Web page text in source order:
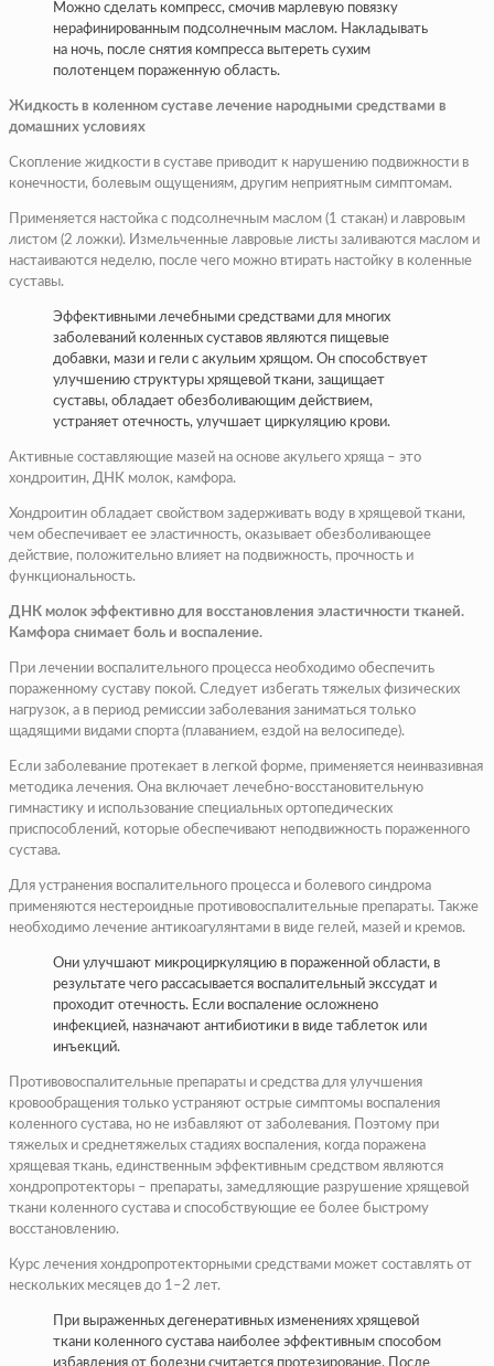
Можно сделать компресс, смочив марлевую повязку
нерафинированным подсолнечным маслом. Накладывать
на ночь, после снятия компресса вытереть сухим
полотенцем пораженную область.
Жидкость в коленном суставе лечение народными средствами в
домашних условиях
Скопление жидкости в суставе приводит к нарушению подвижности в
конечности, болевым ощущениям, другим неприятным симптомам.
Применяется настойка с подсолнечным маслом (1 стакан) и лавровым
листом (2 ложки). Измельченные лавровые листы заливаются маслом и
настаиваются неделю, после чего можно втирать настойку в коленные
суставы.
Эффективными лечебными средствами для многих
заболеваний коленных суставов являются пищевые
добавки, мази и гели с акульим хрящом. Он способствует
улучшению структуры хрящевой ткани, защищает
суставы, обладает обезболивающим действием,
устраняет отечность, улучшает циркуляцию крови.
Активные составляющие мазей на основе акульего хряща – это
хондроитин, ДНК молок, камфора.
Хондроитин обладает свойством задерживать воду в хрящевой ткани,
чем обеспечивает ее эластичность, оказывает обезболивающее
действие, положительно влияет на подвижность, прочность и
функциональность.
ДНК молок эффективно для восстановления эластичности тканей.
Камфора снимает боль и воспаление.
При лечении воспалительного процесса необходимо обеспечить
пораженному суставу покой. Следует избегать тяжелых физических
нагрузок, а в период ремиссии заболевания заниматься только
щадящими видами спорта (плаванием, ездой на велосипеде).
Если заболевание протекает в легкой форме, применяется неинвазивная
методика лечения. Она включает лечебно-восстановительную
гимнастику и использование специальных ортопедических
приспособлений, которые обеспечивают неподвижность пораженного
сустава.
Для устранения воспалительного процесса и болевого синдрома
применяются нестероидные противовоспалительные препараты. Также
необходимо лечение антикоагулянтами в виде гелей, мазей и кремов.
Они улучшают микроциркуляцию в пораженной области, в
результате чего рассасывается воспалительный экссудат и
проходит отечность. Если воспаление осложнено
инфекцией, назначают антибиотики в виде таблеток или
инъекций.
Противовоспалительные препараты и средства для улучшения
кровообращения только устраняют острые симптомы воспаления
коленного сустава, но не избавляют от заболевания. Поэтому при
тяжелых и среднетяжелых стадиях воспаления, когда поражена
хрящевая ткань, единственным эффективным средством являются
хондропротекторы – препараты, замедляющие разрушение хрящевой
ткани коленного сустава и способствующие ее более быстрому
восстановлению.
Курс лечения хондропротекторными средствами может составлять от
нескольких месяцев до 1–2 лет.
При выраженных дегенеративных изменениях хрящевой
ткани коленного сустава наиболее эффективным способом